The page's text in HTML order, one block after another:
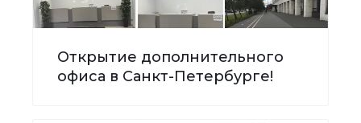
Открытие дополнительного
офиса в Санкт-Петербурге!